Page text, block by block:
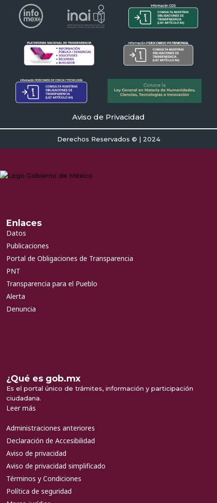
Aviso de Privacidad
Derechos Reservados © | 2024
Enlaces
Datos
Publicaciones
Portal de Obligaciones de Transparencia
PNT
Transparencia para el Pueblo
Alerta
Denuncia
¿Qué es gob.mx
Es el portal único de trámites, información y participación
ciudadana.
Leer más
Administraciones anteriores
Declaración de Accesibilidad
Aviso de privacidad
Aviso de privacidad simplificado
Términos y Condiciones
Política de seguridad